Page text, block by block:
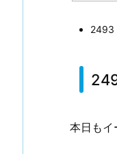
株
1.
4
2493
本日もイ